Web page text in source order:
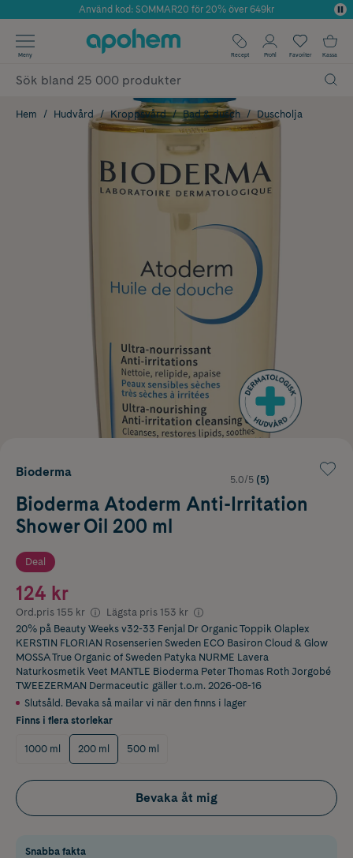
Årets Butik 2025 inom Skönhet
Använd kod: SOMMAR20 för 20% över 649kr
✓ Fri frakt
✓ Poäng på alla köp*
Meny Recept Profil Favoriter Kassa
Hem Hudvård Kroppsvård Bad & dusch Duscholja
Bioderma
5.0/5 (5)
Bioderma Atoderm Anti-Irritation
Shower Oil 200 ml
Deal
124 kr
Ord.pris 155 kr Lägsta pris 153 kr
20% på Beauty Weeks v32-33 Fenjal Dr Organic Toppik Olaplex
KERSTIN FLORIAN Rosenserien Sweden ECO Basiron Cloud & Glow
MOSSA True Organic of Sweden Patyka NURME Lavera
Naturkosmetik Veet MANTLE Bioderma Peter Thomas Roth Jorgobé
TWEEZERMAN Dermaceutic gäller t.o.m. 2026-08-16
Slutsåld. Bevaka så mailar vi när den finns i lager
Finns i flera storlekar
1000 ml 200 ml 500 ml
Bevaka åt mig
Snabba fakta